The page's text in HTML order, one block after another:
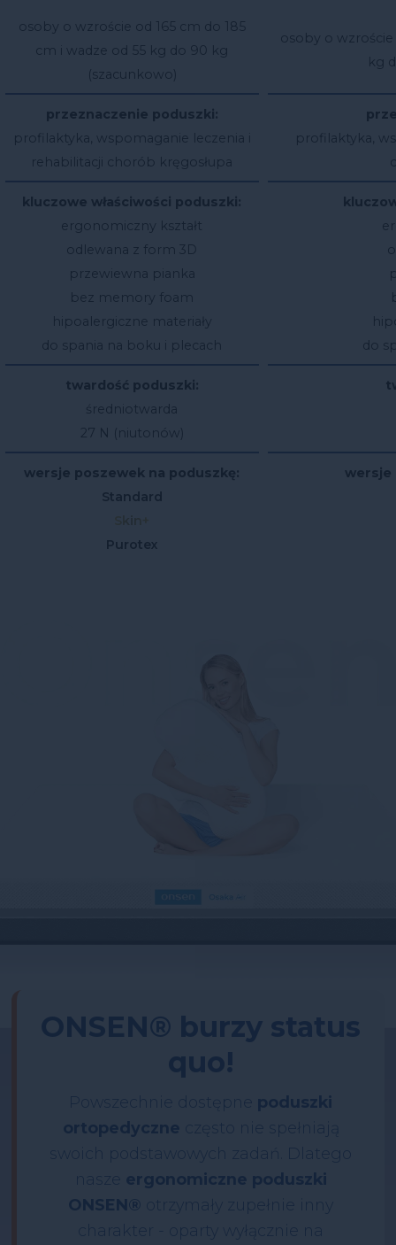
osoby o wzroście od 165 cm do 185
cm i wadze od 55 kg do 90 kg
(szacunkowo)
osoby o wzroście
kg
przeznaczenie poduszki:
profilaktyka, wspomaganie leczenia i
rehabilitacji chorób kręgosłupa
profilaktyka,
kluczowe właściwości poduszki:
ergonomiczny kształt
odlewana z form 3D
przewiewna pianka
bez memory foam
hipoalergiczne materiały
do spania na boku i plecach
do
twardość poduszki:
średniotwarda
27 N (niutonów)
wersje poszewek na poduszkę:
Standard
Purotex
wersje
ONSEN® burzy status
quo!
Powszechnie dostępne poduszki
ortopedyczne często nie spełniają
swoich podstawowych zadań. Dlatego
nasze
ergonomiczne poduszki
ONSEN® otrzymały zupełnie inny
charakter - oparty wyłącznie na